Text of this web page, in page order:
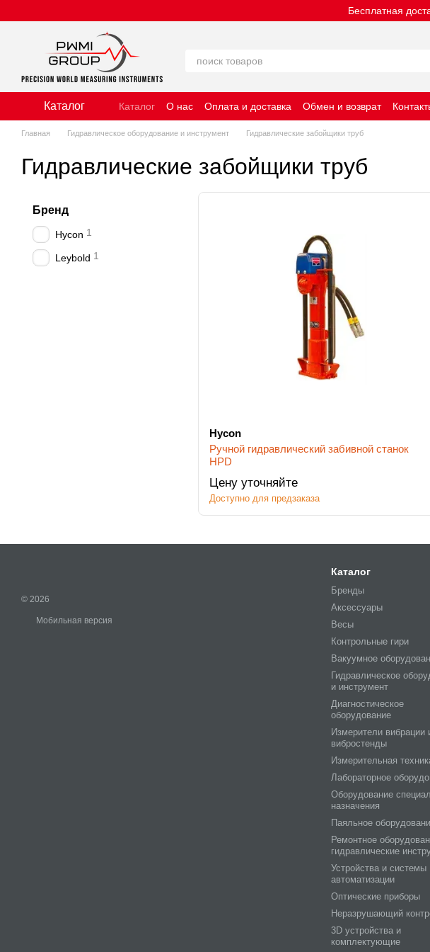
Бесплатная
Каталог Каталог О нас Оплата и доставка Обмен и возврат
Политика использования файлов cookie
Правила
Главная Гидравлическое оборудование и инструмент Гидравлические забойщики труб
Гидравлические забойщики труб
Hycon
Ручной гидравлический забивной станок
HPD
Цену уточняйте
Доступно для предзаказа
Бренд
Hycon 1
Leybold 1
© 2026
Мобильная версия
Каталог
Бренды
Аксессуары
Весы
Контрольные гири
Вакуумное
Гидравлическое
и инструмент
Диагностическое
оборудование
Измерители вибрации
вибростенды
Измерительная
Лабораторное
Оборудование
назначения
Паяльное
Ремонтное
гидравлические
Устройства и системы
автоматизации
Оптические приборы
Неразрушающий
3D устройства и
комплектующие